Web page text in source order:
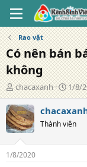
Rao vặt
Có nên bán
không
T
á
c
g
i
ả
chacaxanh
N
g
à
y
đ
g
1/8/
Thành viên
1/8/2020